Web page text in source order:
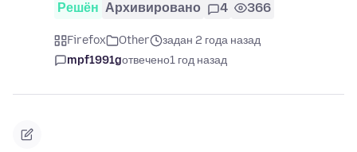
Решён Архивировано 4 366
Firefox Other
задан 2 года назад
mpf1991gотвечено1 год назад